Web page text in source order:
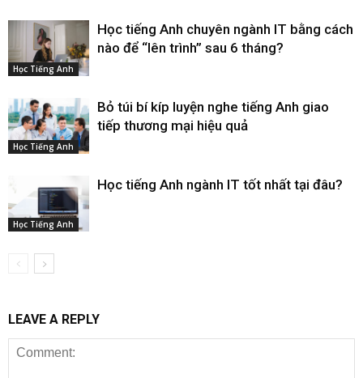
Học Tiếng Anh
Học tiếng Anh chuyên ngành IT bằng cách
nào để “lên trình” sau 6 tháng?
Học Tiếng Anh
Bỏ túi bí kíp luyện nghe tiếng Anh giao
tiếp thương mại hiệu quả
Học Tiếng Anh
Học tiếng Anh ngành IT tốt nhất tại đâu?
LEAVE A REPLY